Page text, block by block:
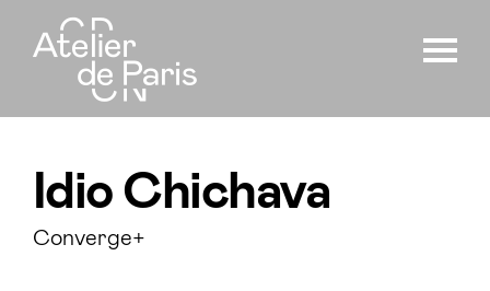
Idio Chichava
Converge+